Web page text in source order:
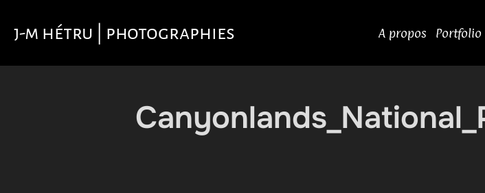
contenu
j-m hétru | photographies A propos Portfolio